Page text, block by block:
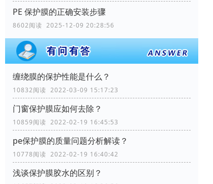
PE 保护膜的正确安装步骤
8602阅读 2025-12-09 20:28:56
缠绕膜的保护性能是什么？
10832阅读 2022-03-09 15:17:23
门窗保护膜应如何去除？
10859阅读 2022-02-19 16:45:53
pe保护膜的质量问题分析解读？
10778阅读 2022-02-19 16:40:42
浅谈保护膜胶水的区别？